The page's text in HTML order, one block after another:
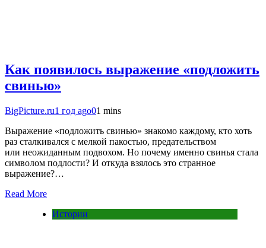
Как появилось выражение «подложить
свинью»
BigPicture.ru1 год ago01 mins
Выражение «подложить свинью» знакомо каждому, кто хоть
раз сталкивался с мелкой пакостью, предательством
или неожиданным подвохом. Но почему именно свинья стала
символом подлости? И откуда взялось это странное
выражение?…
Read More
Истории